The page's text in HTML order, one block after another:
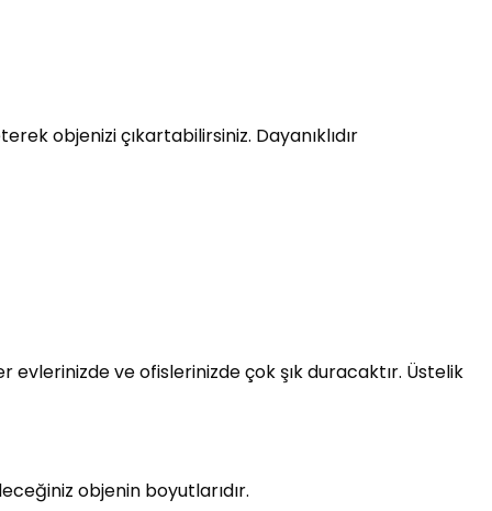
objenizi çıkartabilirsiniz. Dayanıklıdır
evlerinizde ve ofislerinizde çok şık duracaktır. Üstelik
objenin boyutlarıdır.